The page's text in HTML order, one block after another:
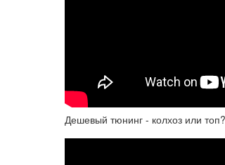
Дешевый тюнинг - колхоз или